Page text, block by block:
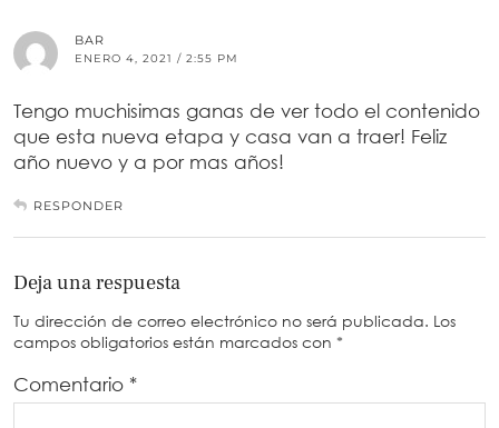
BAR
ENERO 4, 2021 / 2:55 PM
Tengo muchisimas ganas de ver todo el contenido
que esta nueva etapa y casa van a traer! Feliz
año nuevo y a por mas años!
RESPONDER
Deja una respuesta
Tu dirección de correo electrónico no será publicada. Los
campos obligatorios están marcados con *
Comentario *